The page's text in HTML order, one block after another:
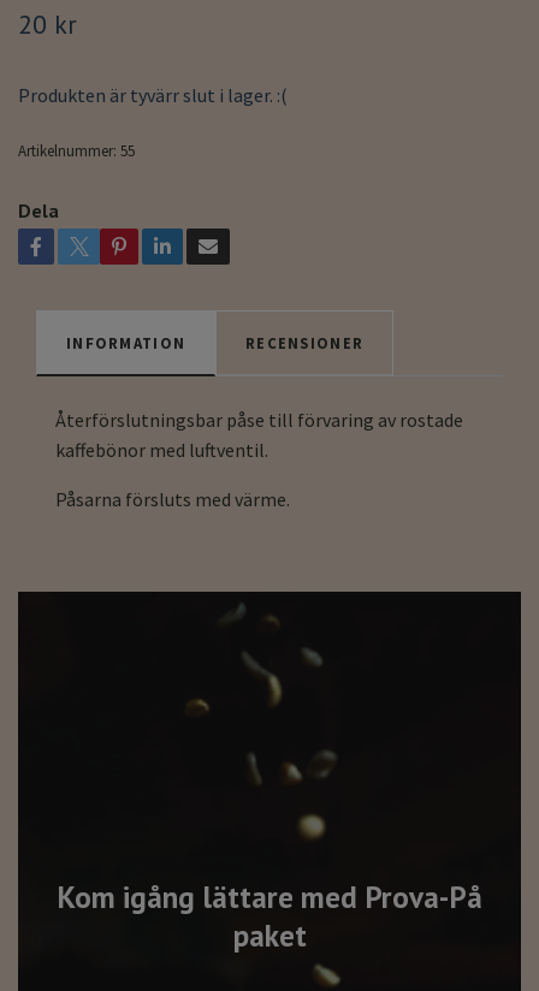
Kom igång lättare med Prova-På
paket
20 kr
Produkten är tyvärr slut i lager. :(
Artikelnummer: 55
Dela
INFORMATION RECENSIONER
Återförslutningsbar påse till förvaring av rostade
kaffebönor med luftventil.
Påsarna försluts med värme.